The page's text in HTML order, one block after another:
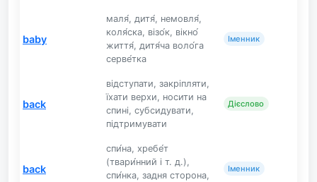
baby
маля́, дитя́, немовля́,
коля́ска, візо́к, вікно́
життя́, дитя́ча воло́га
серве́тка
Іменник
back
відступати, закріпляти,
їхати верхи, носити на
спині, субсидувати,
підтримувати
Дієслово
back
спи́на, хребе́т
(твари́нний і т. д.),
спи́нка, задня сторона,
Іменник